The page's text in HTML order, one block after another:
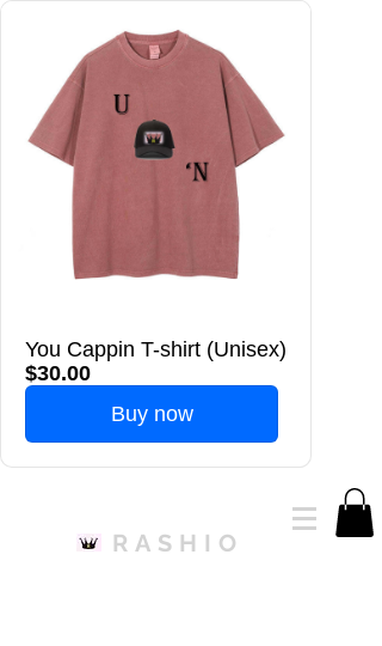
You Cappin T-shirt (Unisex)
$30.00
Buy now
RASHIO